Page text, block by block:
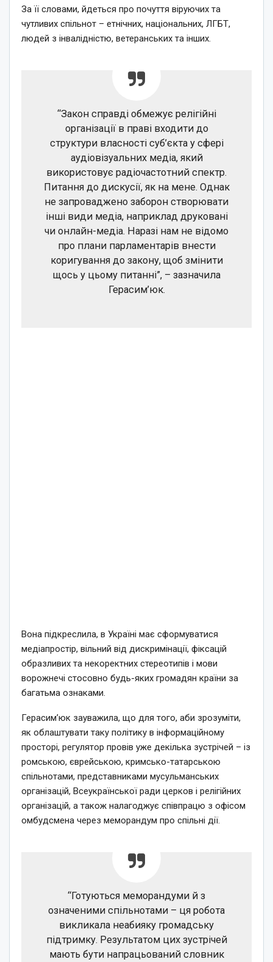
За її словами, йдеться про почуття віруючих та
чутливих спільнот – етнічних, національних, ЛГБТ,
людей з інвалідністю, ветеранських та інших.
“Закон справді обмежує релігійні
організації в праві входити до
структури власності суб’єкта у сфері
аудіовізуальних медіа, який
використовує радіочастотний спектр.
Питання до дискусії, як на мене. Однак
не запроваджено заборон створювати
інші види медіа, наприклад друковані
чи онлайн-медіа. Наразі нам не відомо
про плани парламентарів внести
коригування до закону, щоб змінити
щось у цьому питанні”, – зазначила
Герасим’юк.
Вона підкреслила, в Україні має сформуватися
медіапростір, вільний від дискримінації, фіксацій
образливих та некоректних стереотипів і мови
ворожнечі стосовно будь-яких громадян країни за
багатьма ознаками.
Герасим’юк зауважила, що для того, аби зрозуміти,
як облаштувати таку політику в інформаційному
просторі, регулятор провів уже декілька зустрічей – із
ромською, єврейською, кримсько-татарською
спільнотами, представниками мусульманських
організацій, Всеукраїнської ради церков і релігійних
організацій, а також налагоджує співпрацю з офісом
омбудсмена через меморандум про спільні дії.
“Готуються меморандуми й з
означеними спільнотами – ця робота
викликала неабияку громадську
підтримку. Результатом цих зустрічей
мають бути напрацьований словник